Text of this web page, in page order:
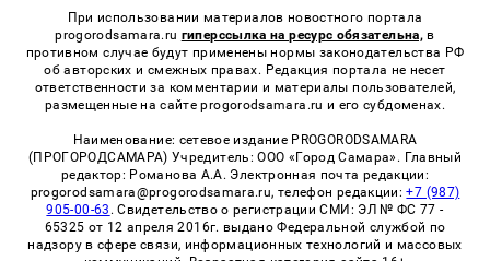
При использовании материалов новостного портала
progorodsamara.ru гиперссылка на ресурс обязательна, в
противном случае будут применены нормы законодательства РФ
об авторских и смежных правах. Редакция портала не несет
ответственности за комментарии и материалы пользователей,
размещенные на сайте progorodsamara.ru и его субдоменах.
Наименование: сетевое издание PROGORODSAMARA
(ПРОГОРОДСАМАРА) Учредитель: ООО «Город Самара». Главный
редактор: Романова А.А. Электронная почта редакции:
progorodsamara@progorodsamara.ru, телефон редакции:+7 (987)
905-00-63 . Свидетельство о регистрации СМИ: ЭЛ № ФС 77 -
65325 от 12 апреля 2016г. выдано Федеральной службой по
надзору в сфере связи, информационных технологий и массовых